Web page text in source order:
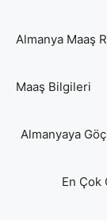
Almanya Maaş
Maaş Bilgileri
Almanyaya
En